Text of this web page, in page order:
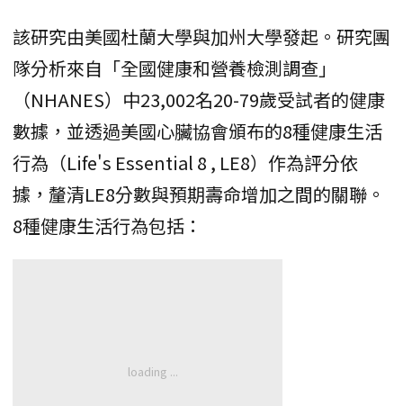
該研究由美國杜蘭大學與加州大學發起。研究團
隊分析來自「全國健康和營養檢測調查」
（NHANES）中23,002名20-79歲受試者的健康
數據，並透過美國心臟協會頒布的8種健康生活
行為（Life's Essential 8 , LE8）作為評分依
據，釐清LE8分數與預期壽命增加之間的關聯。
8種健康生活行為包括：